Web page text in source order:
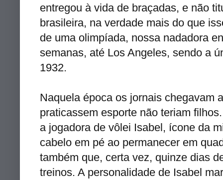
entregou à vida de braçadas, e não
brasileira, na verdade mais do que
de uma olimpíada, nossa nadadora
semanas, até Los Angeles, sendo a
1932.
Naquela época os jornais chegavam
praticassem esporte não teriam
a jogadora de vôlei Isabel, ícone da
cabelo em pé ao permanecer em
também que, certa vez, quinze dias
treinos. A personalidade de Isabel